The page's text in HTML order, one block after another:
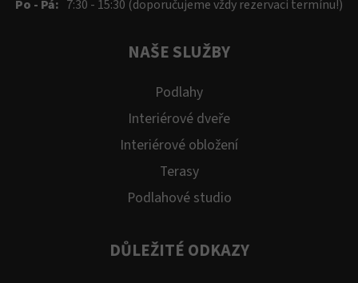
Po - Pá: 7:30 - 15:30 (doporučujeme vždy rezervaci termínu!)
NAŠE SLUŽBY
Podlahy
Interiérové dveře
Interiérové obložení
Terasy
Podlahové studio
DŮLEŽITÉ ODKAZY